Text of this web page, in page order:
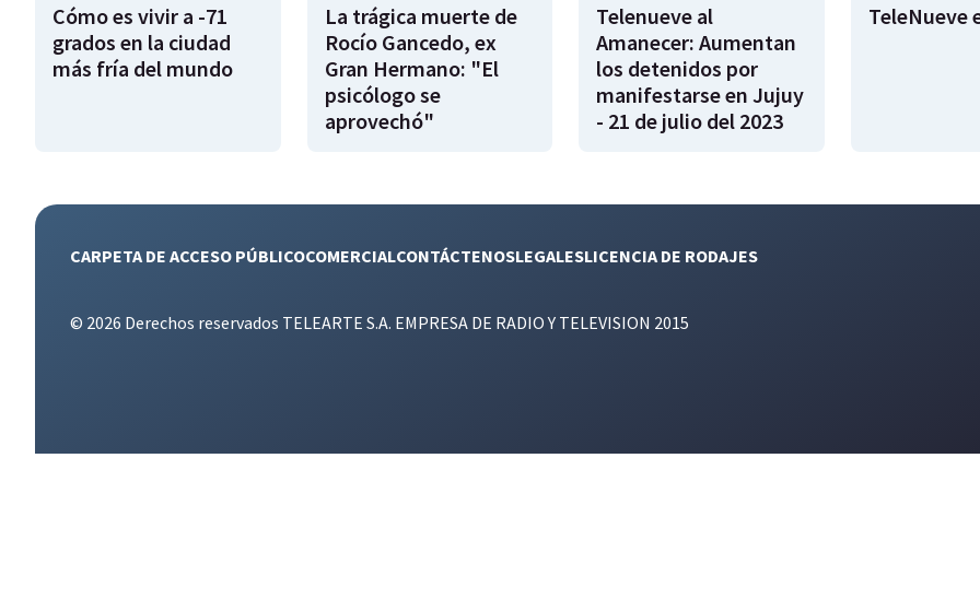
Cómo es vivir a -71
grados en la ciudad
más fría del mundo
La trágica muerte de
Rocío Gancedo, ex
Gran Hermano: "El
psicólogo se
aprovechó"
Telenueve al
Amanecer: Aumentan
los detenidos por
manifestarse en Jujuy
- 21 de julio del 2023
TeleNueve
CARPETA DE ACCESO PÚBLICOCOMERCIALCONTÁCTENOSLEGALESLICENCIA DE RODAJES
© 2026 Derechos reservados TELEARTE S.A. EMPRESA DE RADIO Y TELEVISION 2015